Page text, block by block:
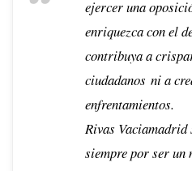
ejercer una
enriquezca con el
contribuya a
ciudadanos ni a
enfrentamientos.
Rivas Vaciamadrid
siempre por ser un